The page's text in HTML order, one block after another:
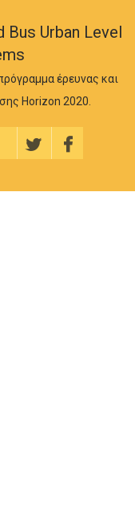
Bus Urban Level
έρευνας και
Horizon 2020.